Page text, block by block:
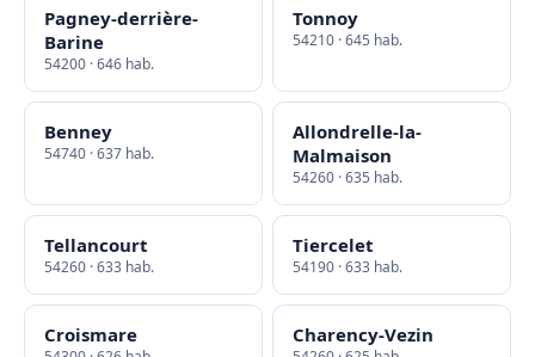
Pagney-derrière-
Barine
54200 · 646 hab.
Tonnoy
54210 · 645 hab.
Benney
54740 · 637 hab.
Allondrelle-la-
Malmaison
54260 · 635 hab.
Tellancourt
54260 · 633 hab.
Tiercelet
54190 · 633 hab.
Croismare Charency-Vezin